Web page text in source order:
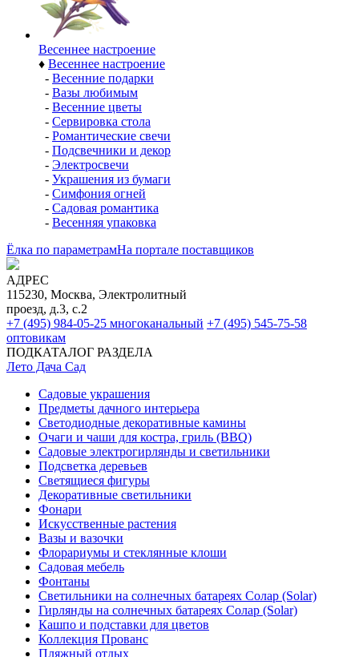
Весеннее настроение
♦ Весеннее настроение
- Весенние подарки
- Вазы любимым
- Весенние цветы
- Сервировка стола
- Романтические свечи
- Подсвечники и декор
- Электросвечи
- Украшения из бумаги
- Симфония огней
- Садовая романтика
- Весенняя упаковка
Ёлка по параметрамНа портале поставщиков
АДРЕС
115230, Москва, Электролитный
проезд, д.3, с.2
+7 (495) 984-05-25 многоканальный +7 (495) 545-75-58
оптовикам
ПОДКАТАЛОГ РАЗДЕЛА
Лето Дача Сад
Садовые украшения
Предметы дачного интерьера
Светодиодные декоративные камины
Очаги и чаши для костра, гриль (BBQ)
Садовые электрогирлянды и светильники
Подсветка деревьев
Светящиеся фигуры
Декоративные светильники
Фонари
Искусственные растения
Вазы и вазочки
Флорариумы и стеклянные клоши
Садовая мебель
Фонтаны
Светильники на солнечных батареях Солар (Solar)
Гирлянды на солнечных батареях Солар (Solar)
Кашпо и подставки для цветов
Коллекция Прованс
Пляжный отдых